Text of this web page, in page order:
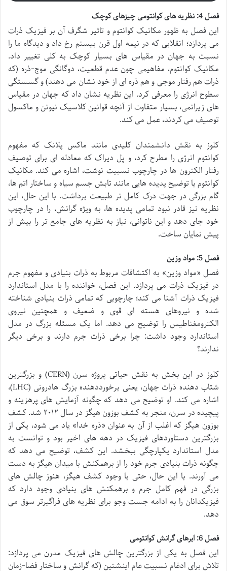
فصل 4: نظریه های کوانتومی چیزهای کوچک
این فصل به ظهور مکانیک کوانتوم و تاثیر شگرف آن بر فیزیک ذرات
می پردازد؛ انقلابی که در نیمه اول قرن بیستم رخ داد و دیدگاه ما را
نسبت به جهان در مقیاس های بسیار کوچک به کلی تغییر داد.
مکانیک کوانتوم، مفاهیمی چون عدم قطعیت، دوگانگی موج-ذره (که
ذرات هم رفتار موجی و هم ذره ای از خود نشان می دهند) و گسستگی
سطوح انرژی را معرفی کرد. این نظریه نشان داد که جهان در مقیاس
های زیراتمی، بسیار متفاوت از آنچه قوانین کلاسیک نیوتن و ماکسول
توصیف می کردند، عمل می کند.
کلوز به نقش دانشمندان کلیدی مانند ماکس پلانک که مفهوم
کوانتوم انرژی را مطرح کرد، و پل دیراک که معادله ای برای توصیف
رفتار الکترون ها در چارچوب نسبیت نوشت، اشاره می کند. مکانیک
کوانتوم با توضیح پدیده هایی مانند تابش جسم سیاه و ساختار اتم ها،
گام بزرگی در جهت درک کامل تر طبیعت برداشت. با این حال، این
نظریه نیز قادر نبود تمامی پدیده ها، به ویژه گرانش، را در چارچوب
خود جای دهد و این ناتوانی، نیاز به نظریه های جامع تر را بیش از
پیش نمایان ساخت.
فصل 5: مواد وزین
فصل «مواد وزین» به اکتشافات مربوط به ذرات بنیادی و مفهوم جرم
در فیزیک ذرات می پردازد. این فصل، خواننده را با مدل استاندارد
فیزیک ذرات آشنا می کند؛ چارچوبی که تمامی ذرات بنیادی شناخته
شده و نیروهای هسته ای قوی و ضعیف و همچنین نیروی
الکترومغناطیس را توضیح می دهد. اما یک مسئله بزرگ در مدل
استاندارد وجود داشت: چرا برخی ذرات جرم دارند و برخی دیگر
ندارند؟
کلوز در این بخش به نقش حیاتی پروژه سرن (CERN) و بزرگترین
شتاب دهنده ذرات جهان، یعنی برخورددهنده بزرگ هادرونی (LHC)،
اشاره می کند. او توضیح می دهد که چگونه آزمایش های پرهزینه و
پیچیده در سرن، منجر به کشف بوزون هیگز در سال ۲۰۱۲ شد. کشف
بوزون هیگز که اغلب از آن به عنوان «ذره خدا» یاد می شود، یکی از
بزرگترین دستاوردهای فیزیک در دهه های اخیر بود و توانست به
مدل استاندارد یکپارچگی ببخشد. این کشف، توضیح می دهد که
چگونه ذرات بنیادی جرم خود را از برهمکنش با میدان هیگز به دست
می آورند. با این حال، حتی با وجود کشف هیگز، هنوز چالش های
بزرگی در فهم کامل جرم و برهمکنش های بنیادی وجود دارد که
فیزیکدانان را به ادامه جست وجو برای نظریه های فراگیرتر سوق می
دهد.
فصل 6: ابرهای گرانش کوانتومی
این فصل به یکی از بزرگترین چالش های فیزیک مدرن می پردازد:
تلاش برای ادغام نسبیت عام اینشتین (که گرانش و ساختار فضا-زمان